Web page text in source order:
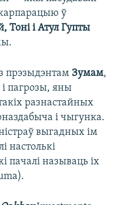
ў
Тоні і Атул Гупты
прэзыдэнтам Зумам,
і пагрозы, яны
разнастайных
і чыгунка.
выгадных ім
настолькі
пачалі называць іх